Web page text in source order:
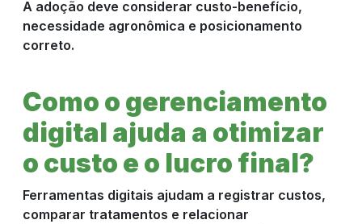
A adoção deve considerar custo-benefício,
necessidade agronômica e posicionamento
correto.
Como o gerenciamento
digital ajuda a otimizar
o custo e o lucro final?
Ferramentas digitais ajudam a registrar custos,
comparar tratamentos e relacionar